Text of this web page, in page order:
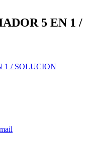
5 EN 1 /
1 / SOLUCION